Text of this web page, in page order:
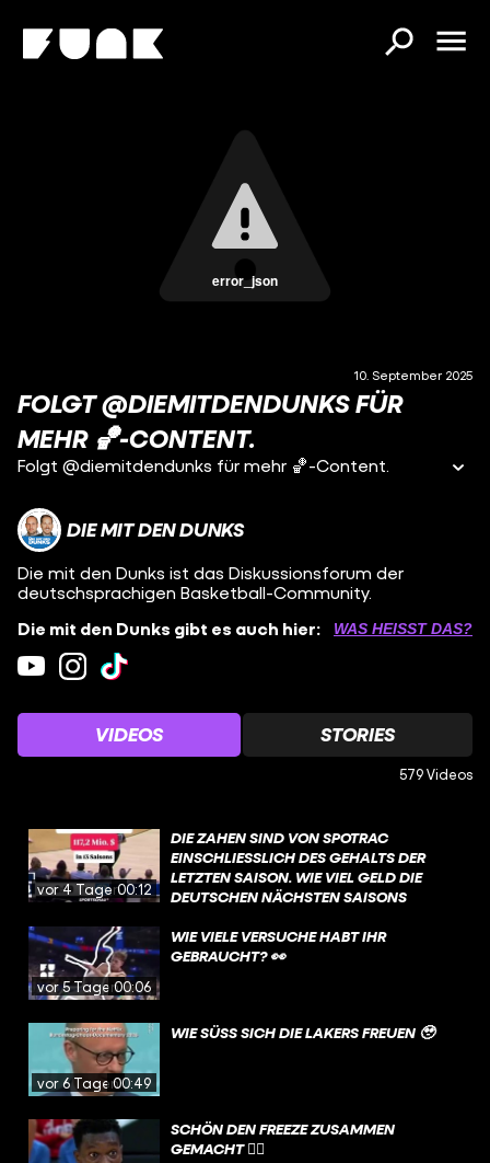
error_json
10. September 2025
FOLGT @DIEMITDENDUNKS FÜR
MEHR 🏀-CONTENT.
Folgt @diemitdendunks für mehr 🏀-Content.
DIE MIT DEN DUNKS
Die mit den Dunks ist das Diskussionsforum der
deutschsprachigen Basketball-Community.
Die mit den Dunks gibt es auch hier:
WAS HEISST DAS?
VIDEOS STORIES
579 Videos
vor 4 Tagen00:12
DIE ZAHEN SIND VON SPOTRAC
EINSCHLIESSLICH DES GEHALTS DER L
ETZTEN SAISON. WIE VIEL GELD DIE D
EUTSCHEN NÄCHSTEN SAISONS V
INBERECHNET. PART 1 GIBT’S AUF U
NSEREM KANAL 🤝
vor 5 Tagen00:06
WIE VIELE VERSUCHE HABT IHR
GEBRAUCHT? 👀
vor 6 Tagen00:49
WIE SÜSS SICH DIE LAKERS FREUEN 🥹
SCHÖN DEN FREEZE ZUSAMMEN
GEMACHT 😮‍💨